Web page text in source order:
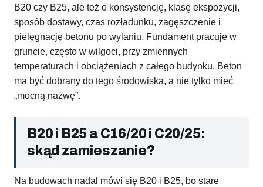
B20 czy B25, ale też o konsystencję, klasę ekspozycji,
sposób dostawy, czas rozładunku, zagęszczenie i
pielęgnację betonu po wylaniu. Fundament pracuje w
gruncie, często w wilgoci, przy zmiennych
temperaturach i obciążeniach z całego budynku. Beton
ma być dobrany do tego środowiska, a nie tylko mieć
„mocną nazwę”.
B20 i B25 a C16/20 i C20/25:
skąd zamieszanie?
Na budowach nadal mówi się B20 i B25, bo stare